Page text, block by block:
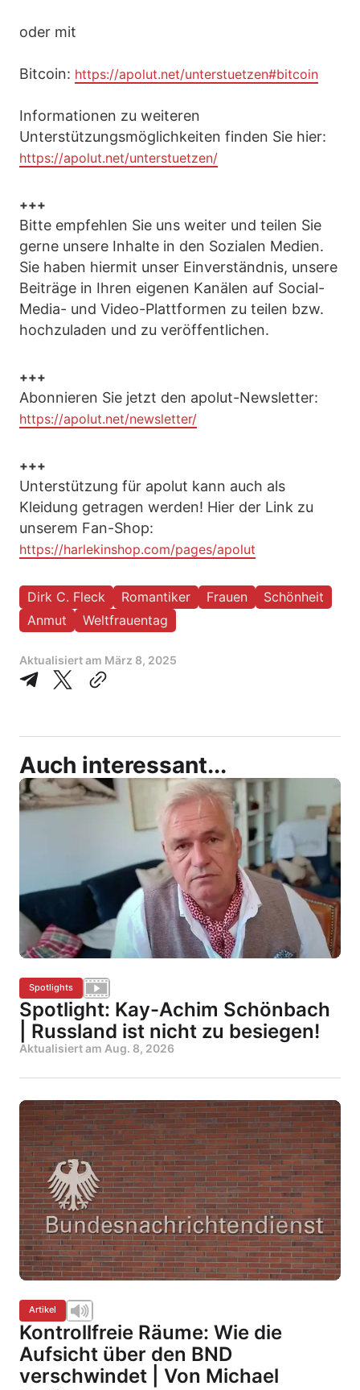
oder mit
Bitcoin: https://apolut.net/unterstuetzen#bitcoin
Informationen zu weiteren
Unterstützungsmöglichkeiten finden Sie hier:
https://apolut.net/unterstuetzen/
+++
Bitte empfehlen Sie uns weiter und teilen Sie
gerne unsere Inhalte in den Sozialen Medien.
Sie haben hiermit unser Einverständnis, unsere
Beiträge in Ihren eigenen Kanälen auf Social-
Media- und Video-Plattformen zu teilen bzw.
hochzuladen und zu veröffentlichen.
+++
Abonnieren Sie jetzt den apolut-Newsletter:
https://apolut.net/newsletter/
+++
Unterstützung für apolut kann auch als
Kleidung getragen werden! Hier der Link zu
unserem Fan-Shop:
https://harlekinshop.com/pages/apolut
Dirk C. Fleck Romantiker Frauen
Schönheit
Anmut
Weltfrauentag
Aktualisiert am März 8, 2025
Auch interessant...
Spotlights
Spotlight: Kay-Achim Schönbach
| Russland ist nicht zu besiegen!
Aktualisiert am Aug. 8, 2026
Artikel
Kontrollfreie Räume: Wie die
Aufsicht über den BND
verschwindet | Von Michael